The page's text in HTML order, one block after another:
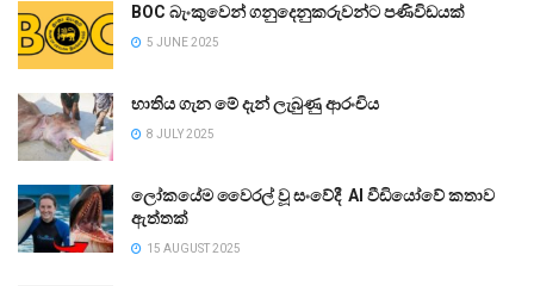
BOC බැංකුවෙන් ගනුදෙනුකරුවන්ට පණිවිඩයක්
5 JUNE 2025
භාතිය ගැන මේ දැන් ලැබුණු ආරංචිය
8 JULY 2025
ලෝකයේම වෛරල් වූ සංවේදී AI වීඩියෝවේ කතාව
ඇත්තක්
15 AUGUST 2025